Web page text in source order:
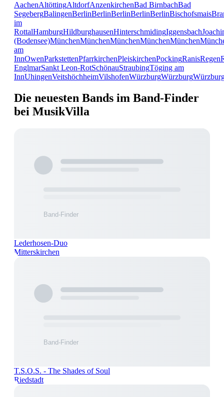
AachenAltöttingAltdorfAnzenkirchenBad BirnbachBad
SegebergBalingenBerlinBerlinBerlinBerlinBerlinBischofsmais
im
RottalHamburgHildburghausenHinterschmidingIggensbach
(Bodensee)MünchenMünchenMünchenMünchenMünchen
am
InnOwenParkstettenPfarrkirchenPleiskirchenPockingRanisRegen
EnglmarSankt Leon-RotSchönauStraubingTöging am
InnUhingenVeitshöchheimVilshofenWürzburgWürzburg
Die neuesten Bands im Band-Finder
bei MusikVilla
Lederhosen-Duo
Mitterskirchen
T.S.O.S. - The Shades of Soul
Riedstadt